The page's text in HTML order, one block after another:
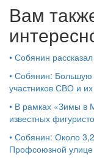
Вам
• Собянин
• Собянин: Большую
участников СВО и
• В рамках «Зимы в
известных
• Собянин: Около
Профсоюзной улице